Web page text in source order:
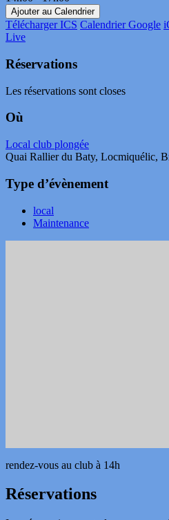
Ajouter au Calendrier
Télécharger ICS Calendrier Google
Live
Réservations
Les réservations sont closes
Où
Local club plongée
Quai Rallier du Baty, Locmiquélic,
Type d’évènement
local
Maintenance
rendez-vous au club à 14h
Réservations